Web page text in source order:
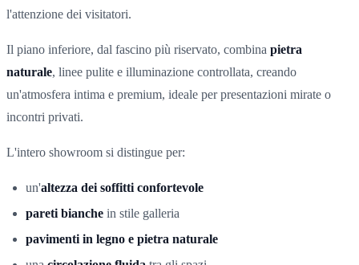
l'attenzione dei visitatori.
Il piano inferiore, dal fascino più riservato, combina pietra
naturale, linee pulite e illuminazione controllata, creando
un'atmosfera intima e premium, ideale per presentazioni mirate o
incontri privati.
L'intero showroom si distingue per:
un'altezza dei soffitti confortevole
pareti bianche in stile galleria
pavimenti in legno e pietra naturale